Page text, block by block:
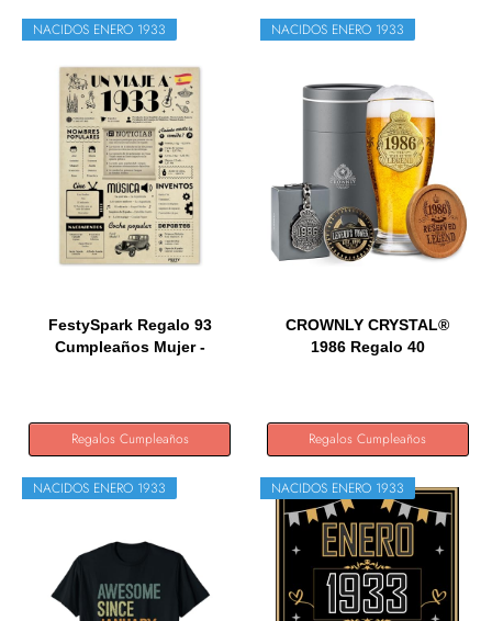
NACIDOS ENERO 1933
FestySpark Regalo 93
Cumpleaños Mujer -
Regalos Cumpleaños
NACIDOS ENERO 1933
CROWNLY CRYSTAL®
1986 Regalo 40
Regalos Cumpleaños
NACIDOS ENERO 1933 NACIDOS ENERO 1933